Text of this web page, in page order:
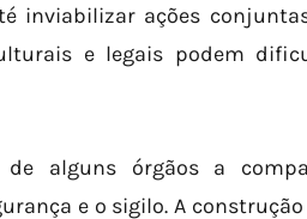
inviabilizar ações
e legais podem
alguns órgãos a
e o sigilo. A